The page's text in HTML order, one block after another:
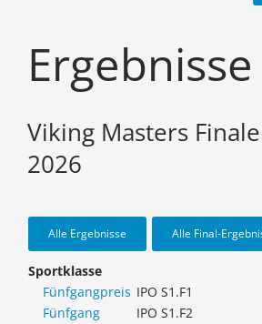
Ergebnisse
Viking Masters
2026
Alle Ergebnisse Alle Final-
Sportklasse
Fünfgangpreis IPO S1.F1
Fünfgang
IPO S1.F2